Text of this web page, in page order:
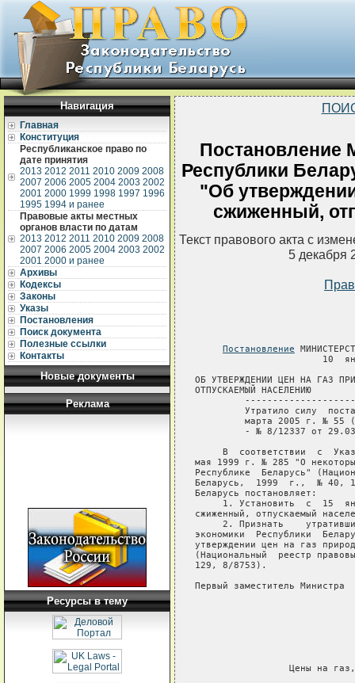
Навигация
Главная
Конституция
Республиканское право по
дате принятия
2013 2012 2011 2010 2009 2008
2007 2006 2005 2004 2003 2002
2001 2000 1999 1998 1997 1996
1995 1994 и ранее
Правовые акты местных
органов власти по датам
2013 2012 2011 2010 2009 2008
2007 2006 2005 2004 2003 2002
2001 2000 и ранее
Архивы
Кодексы
Законы
Указы
Постановления
Поиск документа
Полезные ссылки
Контакты
Новые документы
Реклама
Ресурсы в тему
Постановление
Республики
"Об
сжиженный,
Текст правового акта с
5 декабря
Постановление
10
ОБ УТВЕРЖДЕНИИ ЦЕН НА ГАЗ
ОТПУСКАЕМЫЙ НАСЕЛЕНИЮ
Утратило силу
марта 2005 г. № 55
- № 8/12337 от
В  соответствии  с
мая 1999 г. № 285 "О
Республике  Беларусь"
Беларусь,  1999  г.,  № 40, 1/
Беларусь постановляет:
1. Установить  с  15
сжиженный, отпускаемый
2. Признать
экономики  Республики
утверждении цен на газ
(Национальный  реестр
129, 8/8753).
Первый заместитель
Цены на